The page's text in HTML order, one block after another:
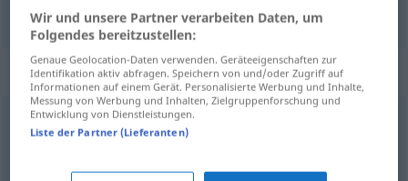
Synonyme für "pastelliste"
peintre,artiste,coloriste,aquarelliste
Wir und unsere Partner verarbeiten Daten, um
Folgendes bereitzustellen:
Genaue Geolocation-Daten verwenden. Geräteeigenschaften zur
Identifikation aktiv abfragen. Speichern von und/oder Zugriff auf
Informationen auf einem Gerät. Personalisierte Werbung und Inhalte,
Messung von Werbung und Inhalten, Zielgruppenforschung und
Entwicklung von Dienstleistungen.
Liste der Partner (Lieferanten)